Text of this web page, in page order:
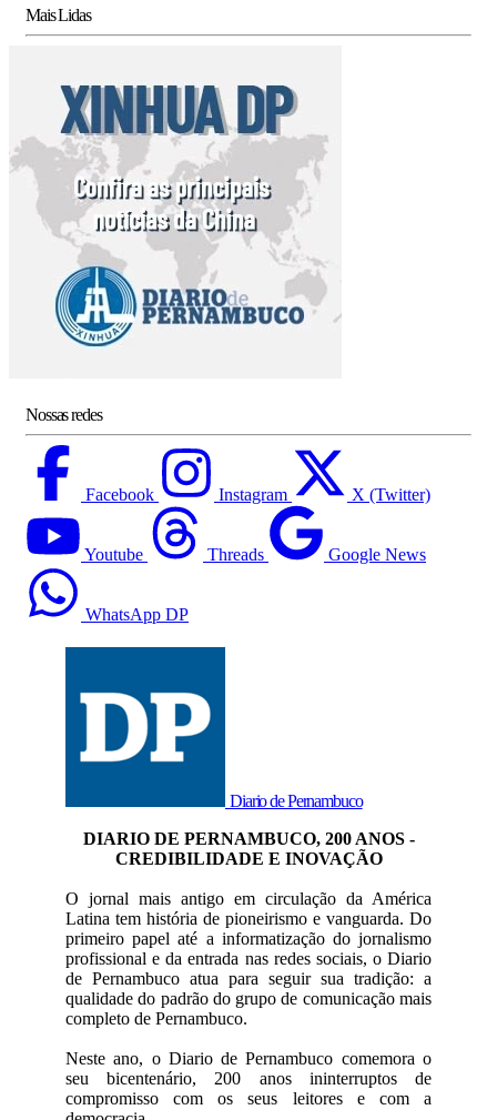
Mais Lidas
Nossas redes
Facebook Instagram X (Twitter)
Youtube Threads Google News
WhatsApp DP
Diario de Pernambuco
DIARIO DE PERNAMBUCO, 200 ANOS -
CREDIBILIDADE E INOVAÇÃO
O jornal mais antigo em circulação da América
Latina tem história de pioneirismo e vanguarda. Do
primeiro papel até a informatização do jornalismo
profissional e da entrada nas redes sociais, o Diario
de Pernambuco atua para seguir sua tradição: a
qualidade do padrão do grupo de comunicação mais
completo de Pernambuco.
Neste ano, o Diario de Pernambuco comemora o
seu bicentenário, 200 anos ininterruptos de
compromisso com os seus leitores e com a